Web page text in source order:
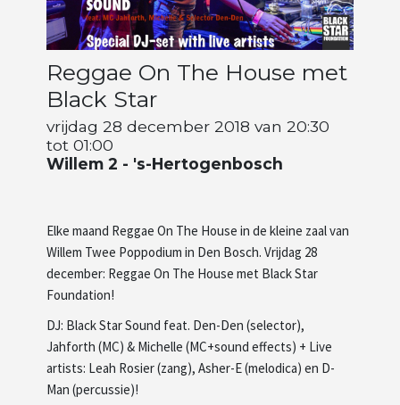
Artiesten
Wie zijn wij
Reggae On The House met
Black Star
vrijdag 28 december 2018 van 20:30
tot 01:00
Willem 2 - 's-Hertogenbosch
Elke maand Reggae On The House in de kleine zaal van
Willem Twee Poppodium in Den Bosch. Vrijdag 28
december: Reggae On The House met Black Star
Foundation!
DJ: Black Star Sound feat. Den-Den (selector),
Jahforth (MC) & Michelle (MC+sound effects) + Live
artists: Leah Rosier (zang), Asher-E (melodica) en D-
Man (percussie)!